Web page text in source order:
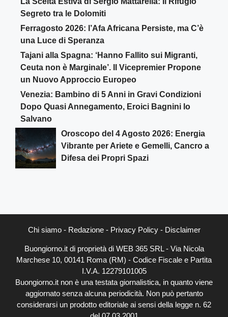
Segreto tra le Dolomiti
Ferragosto 2026: l’Afa Africana Persiste, ma C’è
una Luce di Speranza
Tajani alla Spagna: ‘Hanno Fallito sui Migranti,
Ceuta non è Marginale’. Il Vicepremier Propone
un Nuovo Approccio Europeo
Venezia: Bambino di 5 Anni in Gravi Condizioni
Dopo Quasi Annegamento, Eroici Bagnini lo
Salvano
Oroscopo del 4 Agosto 2026: Energia
Vibrante per Ariete e Gemelli, Cancro a
Difesa dei Propri Spazi
Chi siamo- Redazione- Privacy Policy- Disclaimer
Buongiorno.it di proprietà di WEB 365 SRL - Via Nicola
Marchese 10, 00141 Roma (RM) - Codice Fiscale e Partita
I.V.A. 12279101005
Buongiorno.it non è una testata giornalistica, in quanto viene
aggiornato senza alcuna periodicità. Non può pertanto
considerarsi un prodotto editoriale ai sensi della legge n. 62